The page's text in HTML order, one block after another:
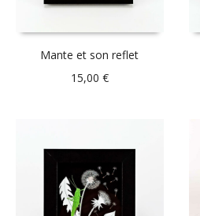
Mante et son reflet
15,00 €